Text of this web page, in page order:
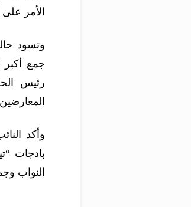
الأمر على
وتسود
جمع أكبر
رئيس
بادجات
النواب